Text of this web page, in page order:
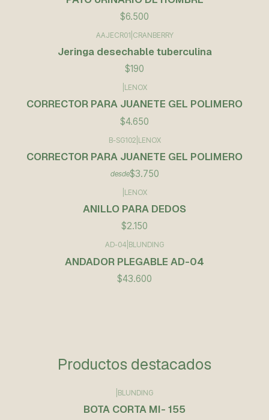
$6.500
AAJECR01 CRANBERRY
Jeringa desechable tuberculina
$190
LENOX
CORRECTOR PARA JUANETE GEL POLIMERO
$4.650
B-SG102 LENOX
CORRECTOR PARA JUANETE GEL POLIMERO
desde$3.750
LENOX
ANILLO PARA DEDOS
$2.150
AD-04 BLUNDING
ANDADOR PLEGABLE AD-04
$43.600
Productos destacados
BLUNDING
BOTA CORTA MI- 155